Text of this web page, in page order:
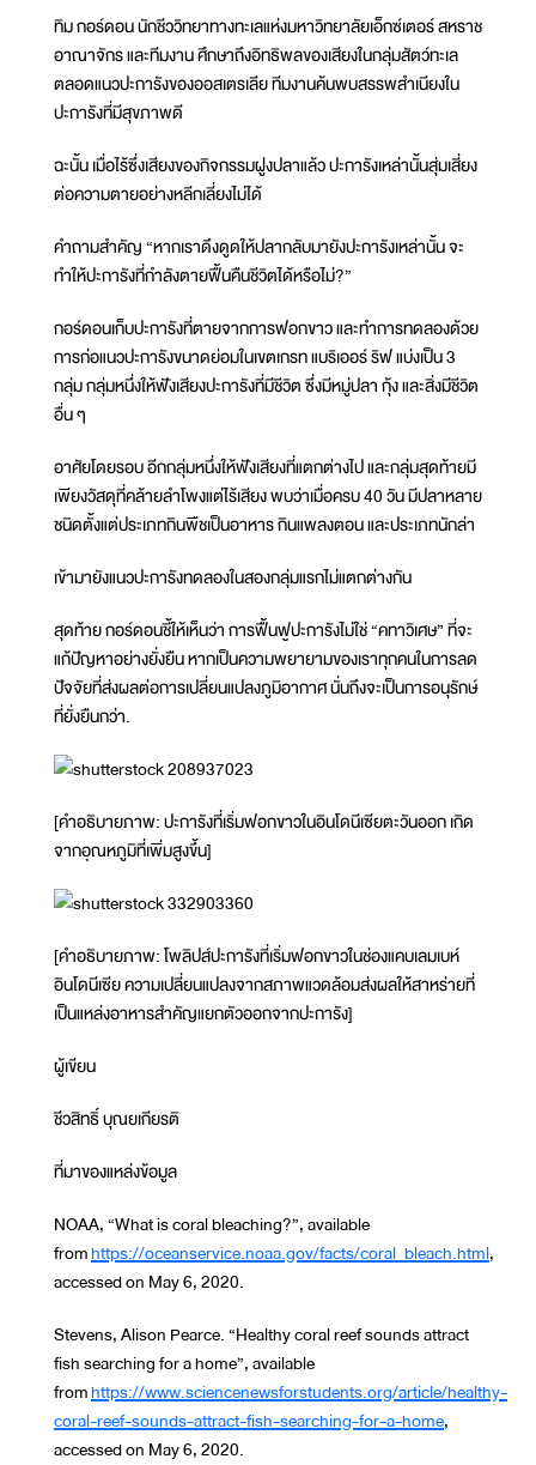
ทิม กอร์ดอน นักชีววิทยาทางทะเลแห่งมหาวิทยาลัยเอ็กซ์เตอร์ สหราช
อาณาจักร และทีมงาน ศึกษาถึงอิทธิพลของเสียงในกลุ่มสัตว์ทะเล
ตลอดแนวปะการังของออสเตรเลีย ทีมงานค้นพบสรรพสำเนียงใน
ปะการังที่มีสุขภาพดี
ฉะนั้น เมื่อไร้ซึ่งเสียงของกิจกรรมฝูงปลาแล้ว ปะการังเหล่านั้นสุ่มเสี่ยง
ต่อความตายอย่างหลีกเลี่ยงไม่ได้
คำถามสำคัญ “หากเราดึงดูดให้ปลากลับมายังปะการังเหล่านั้น จะ
ทำให้ปะการังที่กำลังตายฟื้นคืนชีวิตได้หรือไม่?”
กอร์ดอนเก็บปะการังที่ตายจากการฟอกขาว และทำการทดลองด้วย
การก่อแนวปะการังขนาดย่อมในเขตเกรท แบริเออร์ ริฟ แบ่งเป็น 3
กลุ่ม กลุ่มหนึ่งให้ฟังเสียงปะการังที่มีชีวิต ซึ่งมีหมู่ปลา กุ้ง และสิ่งมีชีวิต
อื่น ๆ
อาศัยโดยรอบ อีกกลุ่มหนึ่งให้ฟังเสียงที่แตกต่างไป และกลุ่มสุดท้ายมี
เพียงวัสดุที่คล้ายลำโพงแต่ไร้เสียง พบว่าเมื่อครบ 40 วัน มีปลาหลาย
ชนิดตั้งแต่ประเภทกินพืชเป็นอาหาร กินแพลงตอน และประเภทนักล่า
เข้ามายังแนวปะการังทดลองในสองกลุ่มแรกไม่แตกต่างกัน
สุดท้าย กอร์ดอนชี้ให้เห็นว่า การฟื้นฟูปะการังไม่ใช่ “คทาวิเศษ” ที่จะ
แก้ปัญหาอย่างยั่งยืน หากเป็นความพยายามของเราทุกคนในการลด
ปัจจัยที่ส่งผลต่อการเปลี่ยนแปลงภูมิอากาศ นั่นถึงจะเป็นการอนุรักษ์
ที่ยั่งยืนกว่า.
[คำอธิบายภาพ: ปะการังที่เริ่มฟอกขาวในอินโดนีเซียตะวันออก เกิด
จากอุณหภูมิที่เพิ่มสูงขึ้น]
[คำอธิบายภาพ: โพลิปส์ปะการังที่เริ่มฟอกขาวในช่องแคบเลมเบห์
อินโดนีเซีย ความเปลี่ยนแปลงจากสภาพแวดล้อมส่งผลให้สาหร่ายที่
เป็นแหล่งอาหารสำคัญแยกตัวออกจากปะการัง]
ผู้เขียน
ชีวสิทธิ์ บุณยเกียรติ
ที่มาของแหล่งข้อมูล
NOAA, “What is coral bleaching?”, available
fromhttps://oceanservice.noaa.gov/facts/coral_bleach.html,
accessed on May 6, 2020.
Stevens, Alison Pearce. “Healthy coral reef sounds attract
fish searching for a home”, available
fromhttps://www.sciencenewsforstudents.org/article/healthy-
coral-reef-sounds-attract-fish-searching-for-a-home,
accessed on May 6, 2020.